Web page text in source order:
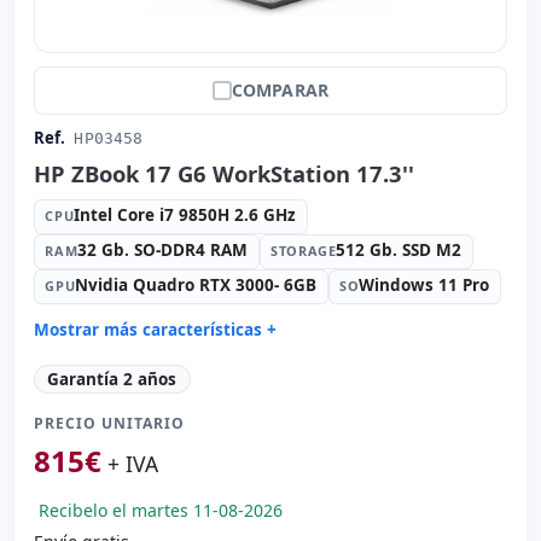
COMPARAR
Ref. HP03458
HP ZBook 17 G6 WorkStation 17.3''
CPUIntel Core i7 9850H 2.6 GHz
RAM32 Gb. SO-DDR4 RAM STORAGE512 Gb. SSD M2
GPUNvidia Quadro RTX 3000- 6GB SOWindows 11 Pro
Mostrar más características +
Connectivity: RJ-45 · WIFI · Bluetooth
Sonido: Bang & Olufsen audio
Red: intel(R) ethernet l219-LM
Puertos: 3x USB 3.0 · 2x USB-C
Puertos de vídeo: HDMI · Mini Display Port
Garantía 2 años
PRECIO UNITARIO
815€ + IVA
Recibelo el martes 11-08-2026